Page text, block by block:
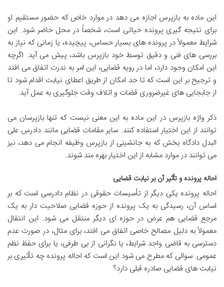
این ماده به بازپرس اجازه می دهد در موارد خاص که حضور مستقیم او
برای نتیجه گیری پرونده حیاتی است، شخصاً در محل حاضر شود. این
شرایط معمولاً در پرونده های بسیار حساس، پیچیده، یا زمانی که نیاز به
بررسی های فنی و دقیق توسط خود بازپرس باشد، پیش می آید. اگرچه
این امکان وجود دارد، اما در رویه قضایی، این امر به ندرت اتفاق می افتد
و ترجیح بر این است که تا حد امکان از طریق اعطای نیابت اقدام شود تا
از جابجایی های غیرضروری قضات و اتلاف وقت جلوگیری به عمل آید.
ذکر واژه بازپرس در این ماده به این معنی نیست که تنها بازپرسان می
توانند از این اختیار استفاده کنند. سایر مقامات قضایی مانند دادرس علی
البدل دادگاه بخش که به جانشینی از بازپرس وظیفه انجام می دهد، نیز
می توانند در موارد مشابه از این اختیار بهره مند شوند.
احاله پرونده و تأثیر آن بر نیابت قضایی
احاله پرونده یکی دیگر از تأسیسات حقوقی در نظام دادرسی است که بر
اساس آن، رسیدگی به یک پرونده از حوزه قضایی صلاحیت دار به یک
مرجع قضایی هم عرض در حوزه ای دیگر منتقل می شود. این انتقال
معمولاً به دلیل مصالح خاصی اتفاق می افتد، برای مثال، در صورت عدم
دسترسی به قاضی واجد شرایط، یا نگرانی از بی طرفی، یا برای حفظ نظم
عمومی. سوالی که مطرح می شود این است که احاله پرونده چه تأثیری بر
نیابت های قضایی صادره قبلی دارد؟